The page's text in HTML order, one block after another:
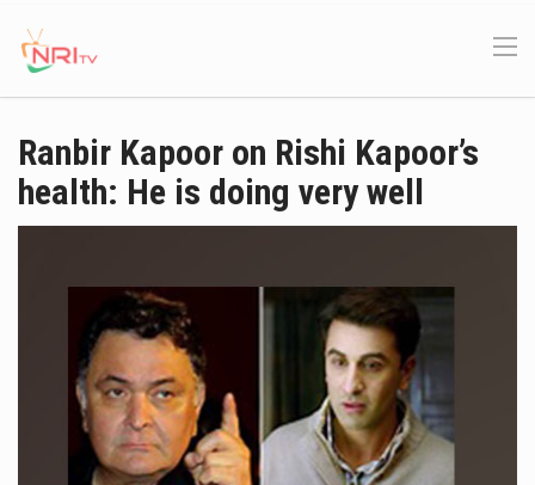
Ranbir Kapoor on Rishi Kapoor’s
health: He is doing very well